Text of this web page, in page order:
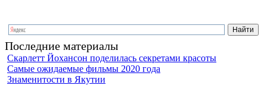
Последние материалы
Скарлетт Йохансон поделилась секретами красоты
Самые ожидаемые фильмы 2020 года
Знаменитости в Якутии